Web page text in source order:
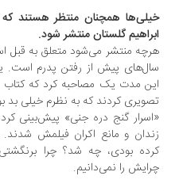
همچنان منتظر هستند که یک
گلستان منتشر شود.
منتشر می‌شود متعلق به قبل است.
پیش از رفتن پدرم است. یک
مدت یک مصاحبه کرد که کتاب شد و
کردند که به نظرم خیلی بد بود.
گنج دره جنی» پیش‌بینی کرده
و مانع اکران فیلمش شدند. خب
بودی، چه شد؟ چرا برنگشتی وقتی
را نمی‌دانیم.